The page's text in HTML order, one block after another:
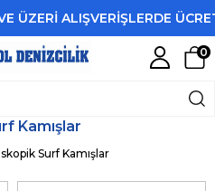
ALIŞVERİŞLERDE
0
Kamışlar
Surf Kamışlar